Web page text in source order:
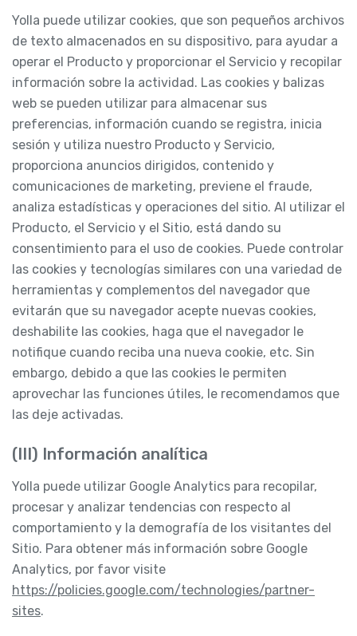
Yolla puede utilizar cookies, que son pequeños archivos
de texto almacenados en su dispositivo, para ayudar a
operar el Producto y proporcionar el Servicio y recopilar
información sobre la actividad. Las cookies y balizas
web se pueden utilizar para almacenar sus
preferencias, información cuando se registra, inicia
sesión y utiliza nuestro Producto y Servicio,
proporciona anuncios dirigidos, contenido y
comunicaciones de marketing, previene el fraude,
analiza estadísticas y operaciones del sitio. Al utilizar el
Producto, el Servicio y el Sitio, está dando su
consentimiento para el uso de cookies. Puede controlar
las cookies y tecnologías similares con una variedad de
herramientas y complementos del navegador que
evitarán que su navegador acepte nuevas cookies,
deshabilite las cookies, haga que el navegador le
notifique cuando reciba una nueva cookie, etc. Sin
embargo, debido a que las cookies le permiten
aprovechar las funciones útiles, le recomendamos que
las deje activadas.
(III) Información analítica
Yolla puede utilizar Google Analytics para recopilar,
procesar y analizar tendencias con respecto al
comportamiento y la demografía de los visitantes del
Sitio. Para obtener más información sobre Google
Analytics, por favor visite
https://policies.google.com/technologies/partner-
sites.